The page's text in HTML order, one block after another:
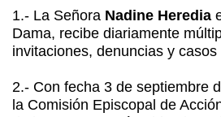
1.- La Señora Nadine Heredia
Dama, recibe diariamente
invitaciones, denuncias y
2.- Con fecha 3 de septiembre
la Comisión Episcopal de